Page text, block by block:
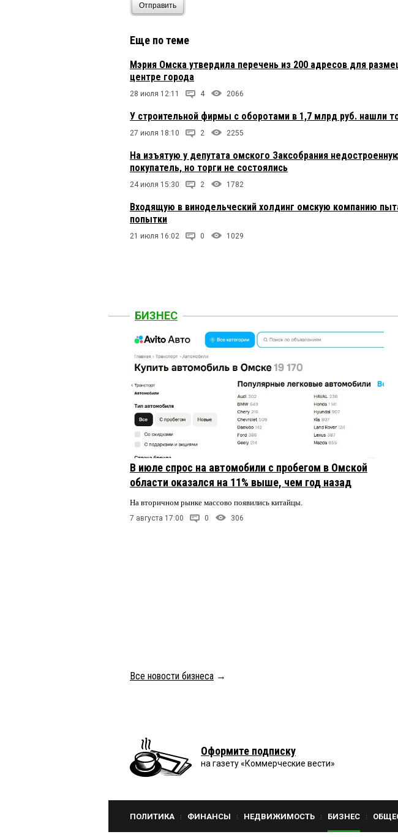
Отправить
Еще по теме
Мэрия Омска утвердила перечень из 200 адресов для
центре города
28 июля 12:11 4 2066
У строительной фирмы с оборотами в 1,7 млрд руб. нашли
27 июля 18:10 2 2255
На изъятую у депутата омского Заксобрания
покупатель, но торги не состоялись
24 июля 15:30 2 1782
Входящую в винодельческий холдинг омскую компанию
попытки
21 июля 16:02 0 1029
БИЗНЕС
В июле спрос на автомобили с пробегом в Омской
области оказался на 11% выше, чем год назад
На вторичном рынке массово появились китайцы.
7 августа 17:00 0 306
Все новости бизнеса →
Оформите подписку
на газету «Коммерческие вести»
ПОЛИТИКА ФИНАНСЫ НЕДВИЖИМОСТЬ БИЗНЕС